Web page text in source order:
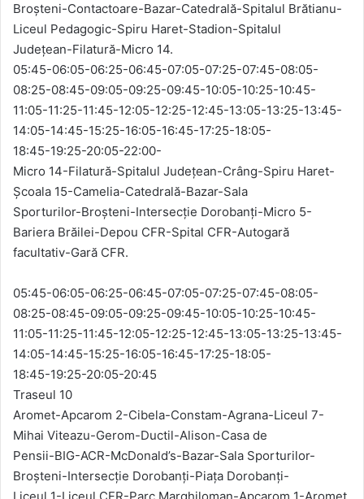
Broșteni-Contactoare-Bazar-Catedrală-Spitalul Brătianu-
Liceul Pedagogic-Spiru Haret-Stadion-Spitalul
Județean-Filatură-Micro 14.
05:45-06:05-06:25-06:45-07:05-07:25-07:45-08:05-
08:25-08:45-09:05-09:25-09:45-10:05-10:25-10:45-
11:05-11:25-11:45-12:05-12:25-12:45-13:05-13:25-13:45-
14:05-14:45-15:25-16:05-16:45-17:25-18:05-
18:45-19:25-20:05-22:00-
Micro 14-Filatură-Spitalul Județean-Crâng-Spiru Haret-
Școala 15-Camelia-Catedrală-Bazar-Sala
Sporturilor-Broșteni-Intersecție Dorobanți-Micro 5-
Bariera Brăilei-Depou CFR-Spital CFR-Autogară
facultativ-Gară CFR.
05:45-06:05-06:25-06:45-07:05-07:25-07:45-08:05-
08:25-08:45-09:05-09:25-09:45-10:05-10:25-10:45-
11:05-11:25-11:45-12:05-12:25-12:45-13:05-13:25-13:45-
14:05-14:45-15:25-16:05-16:45-17:25-18:05-
18:45-19:25-20:05-20:45
Traseul 10
Aromet-Apcarom 2-Cibela-Constam-Agrana-Liceul 7-
Mihai Viteazu-Gerom-Ductil-Alison-Casa de
Pensii-BIG-ACR-McDonald’s-Bazar-Sala Sporturilor-
Broșteni-Intersecție Dorobanți-Piața Dorobanți-